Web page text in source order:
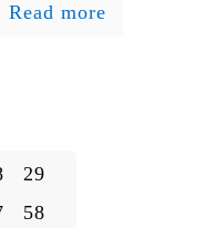
Read more
29
58